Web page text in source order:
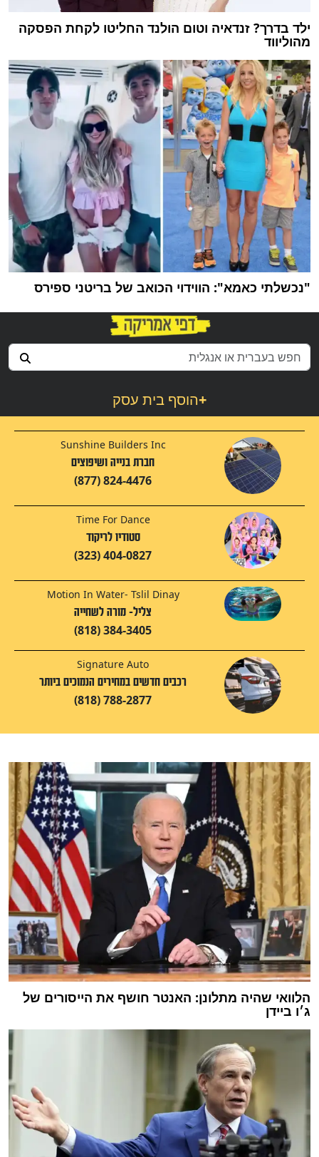
ילד בדרך? זנדאיה וטום הולנד החליטו לקחת הפסקה
מהוליווד
"נכשלתי כאמא": הווידוי הכואב של בריטני ספירס
הוסף בית עסק+
Sunshine Builders Inc
חברת בנייה ושיפוצים
(877) 824-4476
Time For Dance
סטודיו לריקוד
(323) 404-0827
Motion In Water- Tslil Dinay
צליל- מורה לשחייה
(818) 384-3405
Signature Auto
רכבים חדשים במחירים הנמוכים ביותר
(818) 788-2877
הלוואי שהיה מתלונן: האנטר חושף את הייסורים של
ג׳ו ביידן